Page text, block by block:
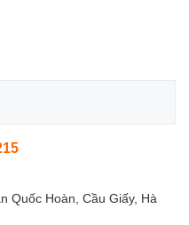
Quốc Hoàn, Cầu Giấy, Hà